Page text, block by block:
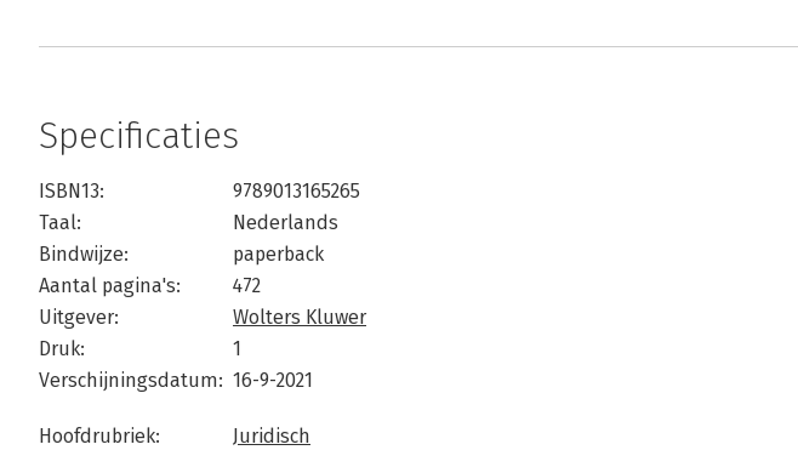
Specificaties
ISBN13:
9789013165265
Taal:
Nederlands
Bindwijze:
paperback
Aantal pagina's:
472
Uitgever:
Wolters Kluwer
Druk:
1
Verschijningsdatum: 16-9-2021
Hoofdrubriek:
Juridisch